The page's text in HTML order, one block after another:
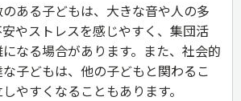
ある子どもは、大きな音や人の多
やストレスを感じやすく、集団活
なる場合があります。また、社会的
子どもは、他の子どもと関わるこ
やすくなることもあります。